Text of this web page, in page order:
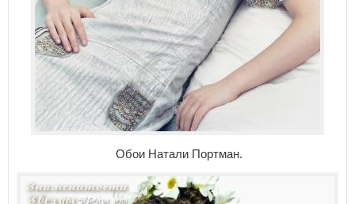
Обои Натали Портман.